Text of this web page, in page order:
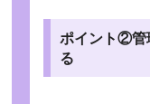
ポイント②管
る